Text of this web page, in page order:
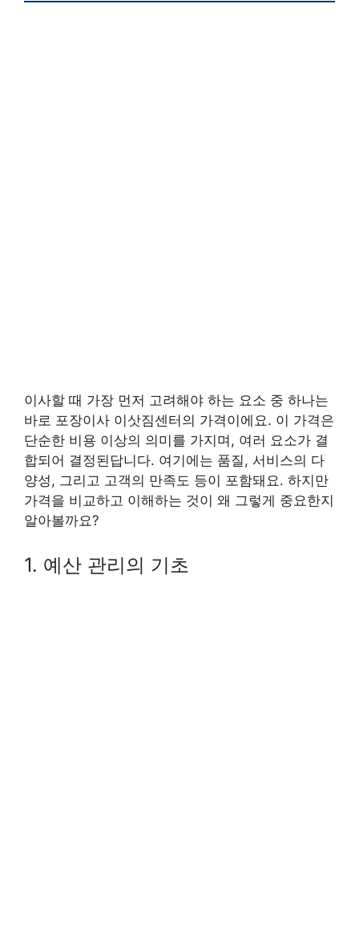
이사할 때 가장 먼저 고려해야 하는 요소 중 하나는
바로 포장이사 이삿짐센터의 가격이에요. 이 가격은
단순한 비용 이상의 의미를 가지며, 여러 요소가 결
합되어 결정된답니다. 여기에는 품질, 서비스의 다
양성, 그리고 고객의 만족도 등이 포함돼요. 하지만
가격을 비교하고 이해하는 것이 왜 그렇게 중요한지
알아볼까요?
1. 예산 관리의 기초